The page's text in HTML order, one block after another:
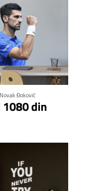
Novak Đoković
din
za detalje